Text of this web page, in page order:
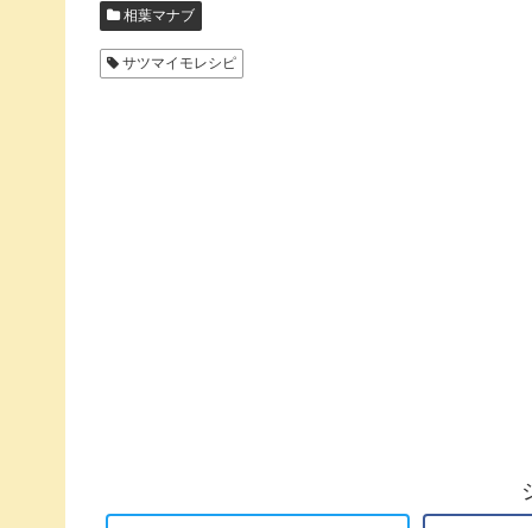
相葉マナブ
サツマイモレシピ